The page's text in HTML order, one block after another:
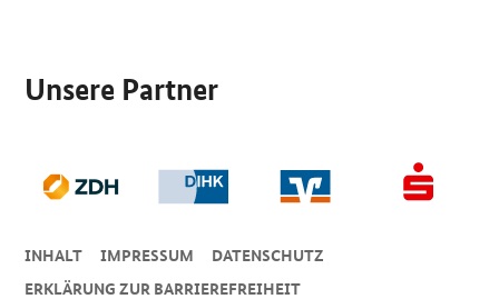
Unsere Partner
INHALT IMPRESSUM
DA­TEN­SCHUTZ
ERKLÄRUNG ZUR BARRIEREFREIHEIT